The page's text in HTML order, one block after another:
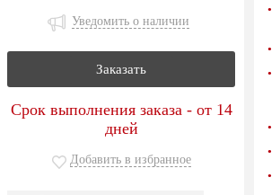
Уведомить о наличии
Заказать
Срок выполнения заказа - от 14
дней
Добавить в избранное